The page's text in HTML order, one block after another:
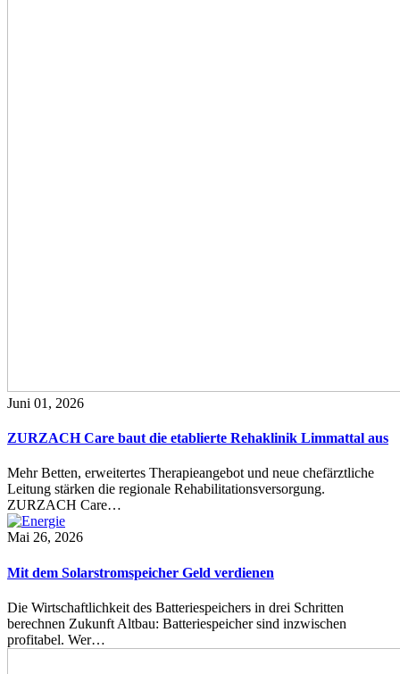
Juni 01, 2026
ZURZACH Care baut die etablierte Rehaklinik Limmattal aus
Mehr Betten, erweitertes Therapieangebot und neue chefärztliche
Leitung stärken die regionale Rehabilitationsversorgung.
ZURZACH Care…
Mai 26, 2026
Mit dem Solarstromspeicher Geld verdienen
Die Wirtschaftlichkeit des Batteriespeichers in drei Schritten
berechnen Zukunft Altbau: Batteriespeicher sind inzwischen
profitabel. Wer…